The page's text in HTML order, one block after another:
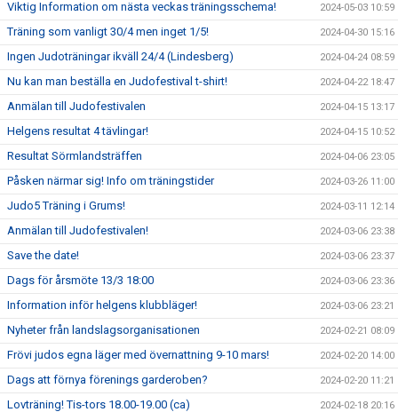
Viktig Information om nästa veckas träningsschema! 2024-05-03 10:59
Träning som vanligt 30/4 men inget 1/5! 2024-04-30 15:16
Ingen Judoträningar ikväll 24/4 (Lindesberg) 2024-04-24 08:59
Nu kan man beställa en Judofestival t-shirt! 2024-04-22 18:47
Anmälan till Judofestivalen 2024-04-15 13:17
Helgens resultat 4 tävlingar! 2024-04-15 10:52
Resultat Sörmlandsträffen 2024-04-06 23:05
Påsken närmar sig! Info om träningstider 2024-03-26 11:00
Judo5 Träning i Grums! 2024-03-11 12:14
Anmälan till Judofestivalen! 2024-03-06 23:38
Save the date! 2024-03-06 23:37
Dags för årsmöte 13/3 18:00 2024-03-06 23:36
Information inför helgens klubbläger! 2024-03-06 23:21
Nyheter från landslagsorganisationen 2024-02-21 08:09
Frövi judos egna läger med övernattning 9-10 mars! 2024-02-20 14:00
Dags att förnya förenings garderoben? 2024-02-20 11:21
Lovträning! Tis-tors 18.00-19.00 (ca) 2024-02-18 20:16